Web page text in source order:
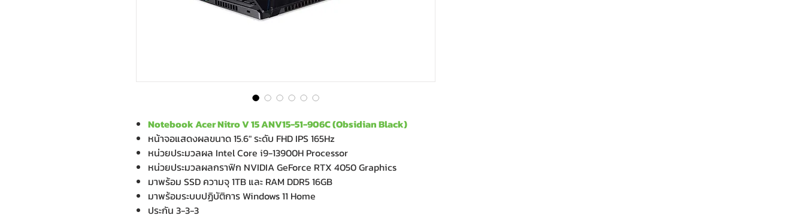
Notebook Acer Nitro V 15 ANV15-51-906C (Obsidian Black)
หน้าจอแสดงผลขนาด 15.6" ระดับ FHD IPS 165Hz
หน่วยประมวลผล Intel Core i9-13900H Processor
หน่วยประมวลผลกราฟิก NVIDIA GeForce RTX 4050 Graphics
มาพร้อม SSD ความจุ 1TB และ RAM DDR5 16GB
มาพร้อมระบบปฏิบัติการ Windows 11 Home
ประกัน 3-3-3